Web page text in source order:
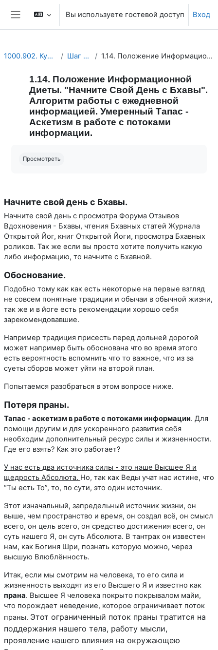
Перейти к основному содержанию
Боковая панель
Вы используете гостевой доступ Вход
1000.902. Курс. ЕДИНЫЙ КУРС. УЧЕБНЫЕ ПЛАНЫ. Планы Опенйоги с долей юмора. Шаг 1. Основные положения Открытой Йоги. 1.14. Положение Информационной Диеты. "Начните Свой День с Бхавы". Алгоритм работы с ежедневной информацией. Умеренный Тапас - Аскетизм в работе с потоками информации.
1.14. Положение Информационной
Диеты. "Начните Свой День с Бхавы".
Алгоритм работы с ежедневной
информацией. Умеренный Тапас -
Аскетизм в работе с потоками
информации.
Просмотреть
Начните свой день с Бхавы.
Начните свой день с просмотра Форума Отзывов
Вдохновения - Бхавы, чтения Бхавных статей Журнала
Открытой Йог, книг Открытой Йоги, просмотра Бхавных
роликов. Так же если вы просто хотите получить какую
либо информацию, то начните с Бхавной.
Обоснование.
Подобно тому как как есть некоторые на первые взгляд
не совсем понятные традиции и обычаи в обычной жизни,
так же и в йоге есть рекомендации хорошо себя
зарекомендовавшие.
Например традиция присесть перед дольней дорогой
может например быть обоснована что во время этого
есть вероятность вспомнить что то важное, что из за
суеты сборов может уйти на второй план.
Попытаемся разобраться в этом вопросе ниже.
Потеря праны.
Тапас - аскетизм в работе с потоками информации. Для
помощи другим и для ускоренного развития себя
необходим дополнительный ресурс силы и жизненности.
Где его взять? Как это работает?
У нас есть два источника силы - это наше Высшее Я и
щедрость Абсолюта. Но, так как Веды учат нас истине, что
“Ты есть То”, то, по сути, это один источник.
Этот изначальный, запредельный источник жизни, он
выше, чем пространство и время, он создал всё, он смысл
всего, он цель всего, он средство достижения всего, он
суть нашего Я, он суть Абсолюта. В тантрах он известен
нам, как Богиня Шри, познать которую можно, через
высшую Влюблённость.
Итак, если мы смотрим на человека, то его сила и
жизненность выходят из его Высшего Я и известно как
прана. Высшее Я человека покрыто покрывалом майи,
что порождает неведение, которое ограничивает поток
праны. Этот ограниченный поток праны тратится на
поддержания нашего тела, работу мысли,
проявление нашего влияния на окружающею